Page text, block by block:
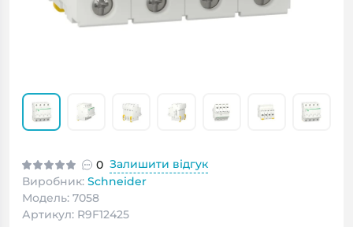
0 Залишити відгук
Виробник: Schneider
Модель: 7058
Артикул: R9F12425